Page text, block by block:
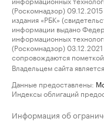
(Роскомнадзор)
издания «РБК»
информации выдано
информационных
(Роскомнадзор)
сопровождаются пометкой
Владельцем сайта
Данные предоставлены:
Индексы облигаций
Информация об